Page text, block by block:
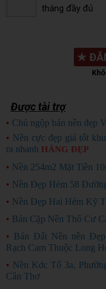
tháng đầy đủ
★
Được tài trợ
• Chủ ngộp bán nền đẹp
• Nền cực đẹp giá tốt
ra nhanh HÀNG ĐẸP
• Nền 254m2 Mặt Tiền
• Nền Đẹp Hẻm 58
• Nền Đẹp Hai Hẻm Kỹ
• Bán Cặp Nền Thổ Cư
• Bán Đất Nền nền
Rạch Cam Thuộc Long
• Nền Kdc Tổ 3a,
Cần Thơ